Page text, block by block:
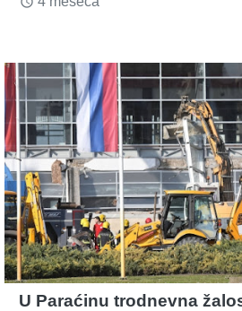
U Paraćinu trodnevna